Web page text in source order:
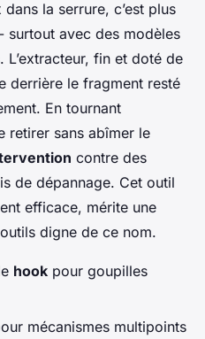
la serrure, c’est plus
surtout avec des modèles
L’extracteur, fin et doté de
derrière le fragment resté
En tournant
retirer sans abîmer le
contre des
de dépannage. Cet outil
efficace, mérite une
digne de ce nom.
hook pour goupilles
mécanismes multipoints